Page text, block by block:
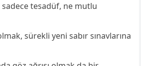
sadece tesadüf, ne mutlu
sürekli yeni sabır sınavlarına